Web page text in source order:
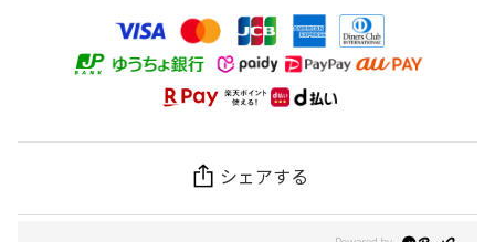
シェアする